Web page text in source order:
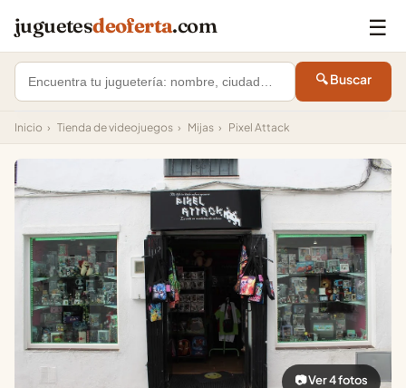
juguetesdeoferta.com ☰
🔍 Buscar
Inicio › Tienda de videojuegos › Mijas › Pixel Attack
📷 Ver 4 fotos